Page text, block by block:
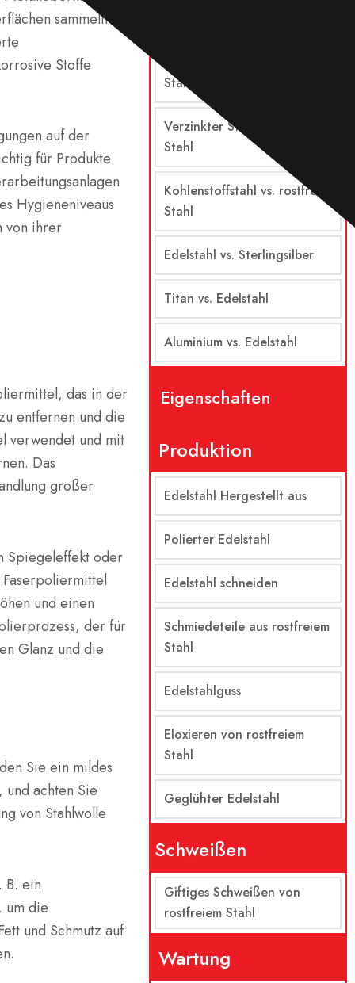
sammeln
Stoffe
auf der
für Produkte
Hygieneniveaus
von ihrer
das in der
entfernen und die
verwendet und mit
Das
großer
Spiegeleffekt oder
und einen
der für
Glanz und die
Sie ein mildes
achten Sie
von Stahlwolle
B. ein
um die
und Schmutz auf
Stahl
Verzinkter Stahl vs. rostfreier
Stahl
Kohlenstoffstahl vs. rostfreier
Stahl
Edelstahl vs. Sterlingsilber
Titan vs. Edelstahl
Aluminium vs. Edelstahl
Eigenschaften
Produktion
Edelstahl Hergestellt aus
Polierter Edelstahl
Edelstahl schneiden
Schmiedeteile aus rostfreiem
Stahl
Edelstahlguss
Eloxieren von rostfreiem
Stahl
Geglühter Edelstahl
Schweißen
Giftiges Schweißen von
rostfreiem Stahl
Wartung